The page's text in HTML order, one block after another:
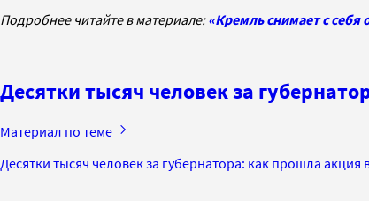
Подробнее читайте в материале:«Кремль снимает с себя
Десятки тысяч человек за
Материал по теме
Десятки тысяч человек за губернатора: как прошла